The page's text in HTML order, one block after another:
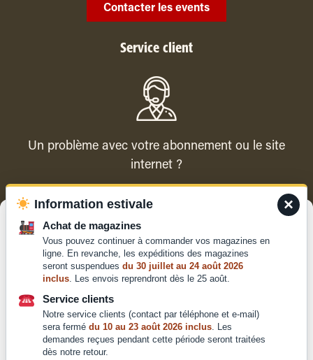
Pour offrir les meilleures expériences, nous utilisons des technologies
telles que les cookies pour stocker et/ou accéder aux informations des
appareils. Le fait de consentir à ces technologies nous permettra de
traiter des données telles que le comportement de navigation ou les ID
uniques sur ce site. Le fait de ne pas consentir ou de retirer son
consentement peut avoir un effet négatif sur certaines caractéristiques
et fonctions.
Contacter les events
Service client
Un problème avec votre abonnement ou le site
internet ?
Contacter le service client
Mentions légales
Conditions générales de
vente et d'utilisation
×
Information estivale
Achat de magazines
Vous pouvez continuer à commander vos magazines en
ligne. En revanche, les expéditions des magazines
seront suspendues du 30 juillet au 24 août 2026
inclus. Les envois reprendront dès le 25 août.
Service clients
Notre service clients (contact par téléphone et e-mail)
sera fermé du 10 au 23 août 2026 inclus. Les
demandes reçues pendant cette période seront traitées
dès notre retour.